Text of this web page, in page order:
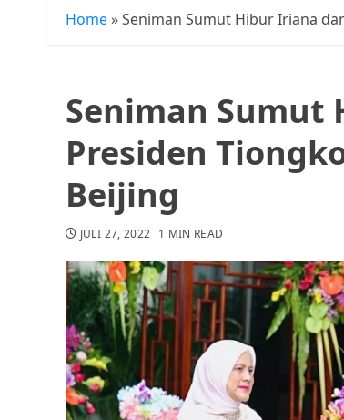
Home »Seniman Sumut Hibur Iriana
Seniman
Presiden
Beijing
JULI 27, 2022 1 MIN READ